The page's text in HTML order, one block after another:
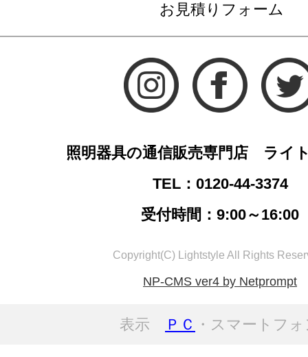
お見積りフォーム
照明器具の通信販売専門店 ライ
TEL：0120-44-3374
受付時間：9:00～16:00
Copyright(C) Lightstyle All Rights
NP-CMS ver4 by Netprompt
表示 ＰＣ ・スマートフ